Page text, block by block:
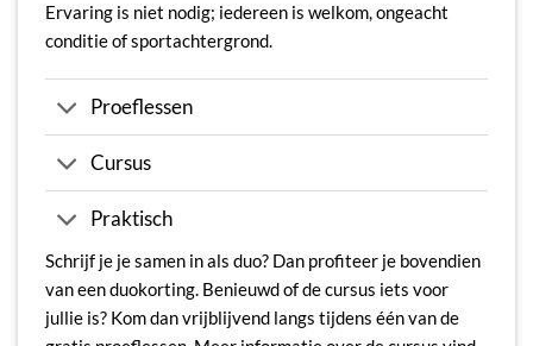
Ervaring is niet nodig; iedereen is welkom, ongeacht
conditie of sportachtergrond.
Proeflessen
Cursus
Praktisch
Schrijf je je samen in als duo? Dan profiteer je bovendien
van een duokorting. Benieuwd of de cursus iets voor
jullie is? Kom dan vrijblijvend langs tijdens één van de